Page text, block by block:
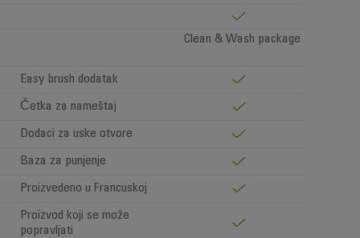
Clean & Wash package
Easy brush dodatak
Četka za nameštaj
Dodaci za uske otvore
Baza za punjenje
Proizvedeno u Francuskoj
Proizvod koji se može
popravljati